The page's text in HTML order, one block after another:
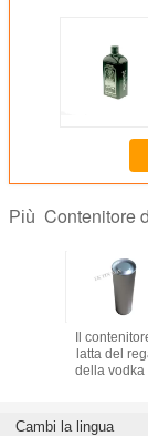
Più Contenitore
e la
Il
latta del
della vodka
bottiglia di
Cambi la lingua